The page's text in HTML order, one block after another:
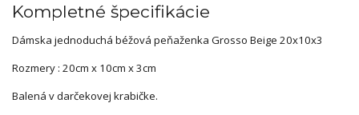
Kompletné špecifikácie
Dámska jednoduchá béžová peňaženka Grosso Beige 20x10x3
Rozmery : 20cm x 10cm x 3cm
Balená v darčekovej krabičke.